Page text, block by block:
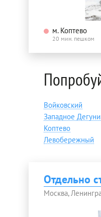
м. Коптево
20 мин. пешком
Войковский
Западное
Коптево
Левобережный
Отдельно
Москва,